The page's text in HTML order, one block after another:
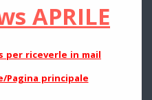
APRILE
per riceverle in mail
Pagina principale